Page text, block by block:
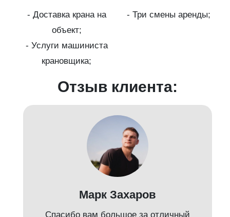
- Доставка крана на
объект;
- Три смены аренды;
- Услуги машиниста
крановщика;
Отзыв клиента:
Марк Захаров
Спасибо вам большое за отличный